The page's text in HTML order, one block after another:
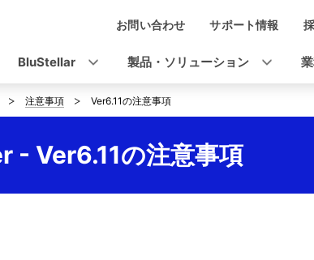
お問い合わせ サポート情報
BluStellar 製品・ソリューション
注意事項 Ver6.11の注意事項
Ver6.11の注意事項